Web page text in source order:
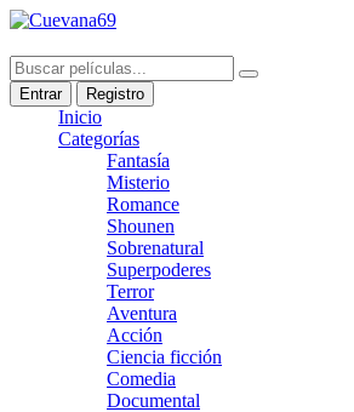
Entrar Registro
Inicio
Categorías
Fantasía
Misterio
Romance
Shounen
Sobrenatural
Superpoderes
Terror
Aventura
Acción
Ciencia ficción
Comedia
Documental